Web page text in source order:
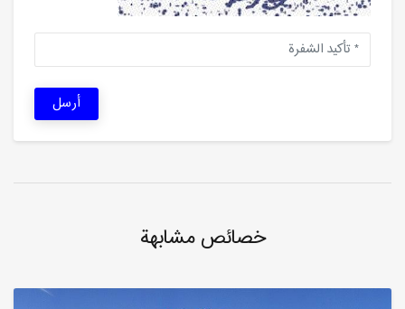
أرسل
خصائص مشابهة